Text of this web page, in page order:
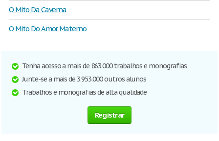
O Mito Da Caverna
O Mito Do Amor Materno
Tenha acesso a mais de 863.000 trabalhos e monografias
Junte-se a mais de 3.953.000 outros alunos
Trabalhos e monografias de alta qualidade
Registrar